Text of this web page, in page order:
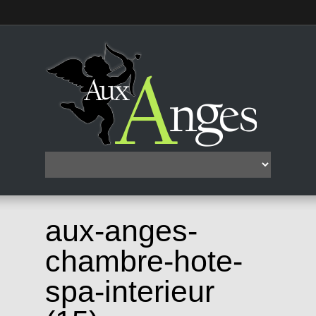
aux-anges-
chambre-hote-
spa-interieur